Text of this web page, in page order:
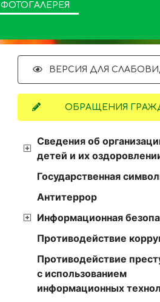
ФОТОГАЛЕРЕЯ
ВЕРСИЯ ДЛЯ
ОБРАЩЕНИЯ
Сведения об
детей и их
Государственная
Антитеррор
Информационная
Противодействие
Противодействие
с использованием
информационных